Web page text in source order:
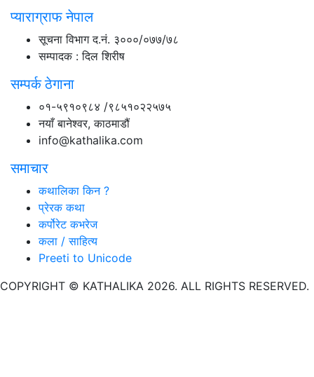
प्याराग्राफ नेपाल
सूचना विभाग द.नं. ३०००/०७७/७८
सम्पादक : दिल शिरीष
सम्पर्क ठेगाना
०१-५९१०९८४ /९८५१०२२५७५
नयाँ बानेश्वर, काठमाडौं
info@kathalika.com
समाचार
कथालिका किन ?
प्रेरक कथा
कर्पोरेट कभरेज
कला / साहित्य
Preeti to Unicode
COPYRIGHT © KATHALIKA 2026. ALL RIGHTS RESERVED.